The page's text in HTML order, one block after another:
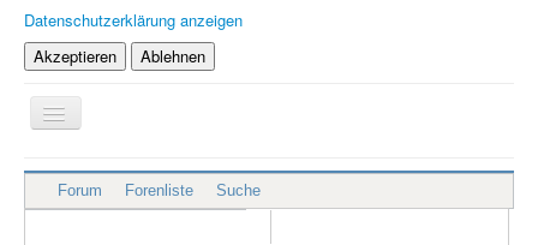
Datenschutzerklärung anzeigen
Akzeptieren
Ablehnen
Navigation
an/aus
XBR.de
Technik
Forum Forenliste Suche